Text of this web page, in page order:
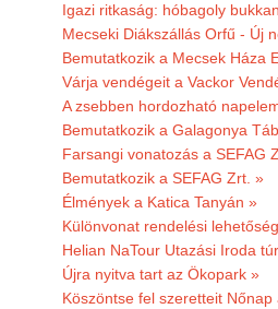
Igazi ritkaság: hóbagoly
Mecseki Diákszállás Orfű - Új
Bemutatkozik a Mecsek Háza
Várja vendégeit a Vackor
A zsebben hordozható
Bemutatkozik a Galagonya
Farsangi vonatozás a SEFAG
Bemutatkozik a SEFAG Zrt. »
Élmények a Katica Tanyán »
Különvonat rendelési
Helian NaTour Utazási Iroda
Újra nyitva tart az Ökopark »
Köszöntse fel szeretteit